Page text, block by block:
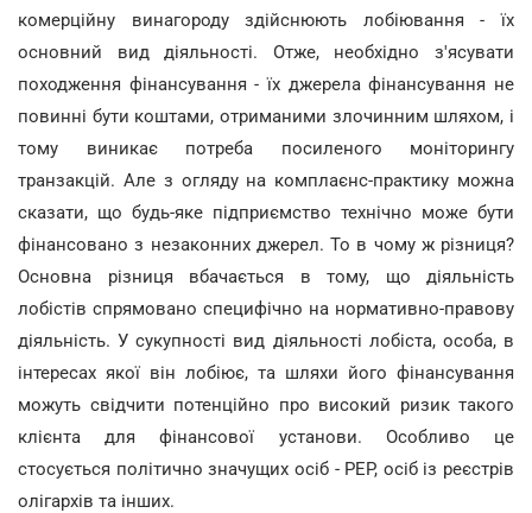
комерційну винагороду здійснюють лобіювання - їх
основний вид діяльності. Отже, необхідно з'ясувати
походження фінансування - їх джерела фінансування не
повинні бути коштами, отриманими злочинним шляхом, і
тому виникає потреба посиленого моніторингу
транзакцій. Але з огляду на комплаєнс-практику можна
сказати, що будь-яке підприємство технічно може бути
фінансовано з незаконних джерел. То в чому ж різниця?
Основна різниця вбачається в тому, що діяльність
лобістів спрямовано специфічно на нормативно-правову
діяльність. У сукупності вид діяльності лобіста, особа, в
інтересах якої він лобіює, та шляхи його фінансування
можуть свідчити потенційно про високий ризик такого
клієнта для фінансової установи. Особливо це
стосується політично значущих осіб - РЕР, осіб із реєстрів
олігархів та інших.